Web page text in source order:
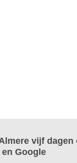
vijf
Google